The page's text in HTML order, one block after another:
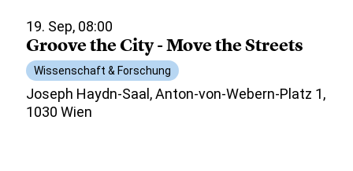
19. Sep, 08:00
Groove the City - Move the Streets
Wissenschaft & Forschung
Joseph Haydn-Saal, Anton-von-Webern-Platz 1,
1030 Wien